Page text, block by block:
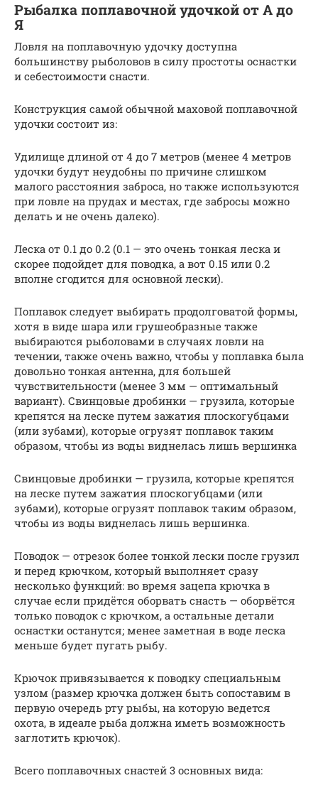
Рыбалка поплавочной удочкой от А до
Я
Ловля на поплавочную удочку доступна
большинству рыболовов в силу простоты оснастки
и себестоимости снасти.
Конструкция самой обычной маховой поплавочной
удочки состоит из:
Удилище длиной от 4 до 7 метров (менее 4 метров
удочки будут неудобны по причине слишком
малого расстояния заброса, но также используются
при ловле на прудах и местах, где забросы можно
делать и не очень далеко).
Леска от 0.1 до 0.2 (0.1 — это очень тонкая леска и
скорее подойдет для поводка, а вот 0.15 или 0.2
вполне сгодится для основной лески).
Поплавок следует выбирать продолговатой формы,
хотя в виде шара или грушеобразные также
выбираются рыболовами в случаях ловли на
течении, также очень важно, чтобы у поплавка была
довольно тонкая антенна, для большей
чувствительности (менее 3 мм — оптимальный
вариант). Свинцовые дробинки — грузила, которые
крепятся на леске путем зажатия плоскогубцами
(или зубами), которые огрузят поплавок таким
образом, чтобы из воды виднелась лишь вершинка
Свинцовые дробинки — грузила, которые крепятся
на леске путем зажатия плоскогубцами (или
зубами), которые огрузят поплавок таким образом,
чтобы из воды виднелась лишь вершинка.
Поводок — отрезок более тонкой лески после грузил
и перед крючком, который выполняет сразу
несколько функций: во время зацепа крючка в
случае если придётся оборвать снасть — оборвётся
только поводок с крючком, а остальные детали
оснастки останутся; менее заметная в воде леска
меньше будет пугать рыбу.
Крючок привязывается к поводку специальным
узлом (размер крючка должен быть сопоставим в
первую очередь рту рыбы, на которую ведется
охота, в идеале рыба должна иметь возможность
заглотить крючок).
Всего поплавочных снастей 3 основных вида: